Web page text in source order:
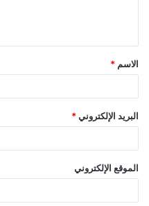
ق
*
الاسم *
البريد الإلكتروني *
الموقع الإلكتروني